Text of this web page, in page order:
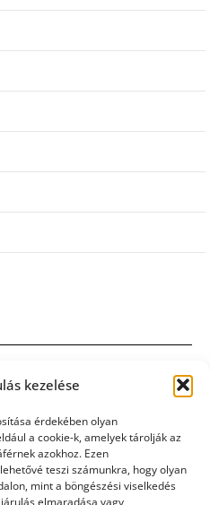
kezelése
érdekében olyan
a cookie-k, amelyek tárolják az
azokhoz. Ezen
teszi számunkra, hogy olyan
mint a böngészési viselkedés
elmaradása vagy
meg a biztosítást igénybe
váltani?
a szakszerű jogi